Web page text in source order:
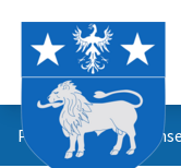
Propositions du